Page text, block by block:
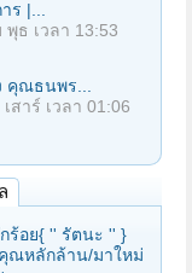
|...
พุธ เวลา 13:53
คุณธนพร...
เสาร์ เวลา 01:06
ร้อย{ '' รัตนะ '' }
ณหลักล้าน/มาใหม่